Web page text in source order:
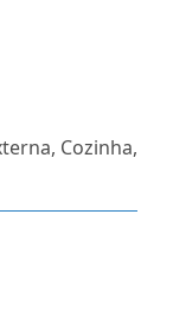
Cozinha,